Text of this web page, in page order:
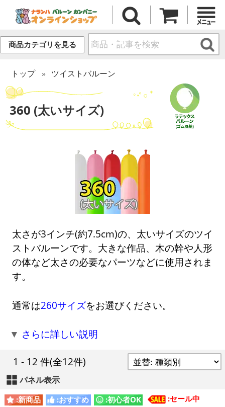
商品カテゴリを見る
トップ ツイストバルーン
360 (太いサイズ)
太さが3インチ(約7.5cm)の、太いサイズのツイ
ストバルーンです。大きな作品、木の幹や人形
の体など太さの必要なパーツなどに使用されま
す。
通常は260サイズをお選びください。
▼ さらに詳しい説明
1 - 12 件(全12件)
パネル表示
:新商品 :おすすめ :初心者OK
:セール中